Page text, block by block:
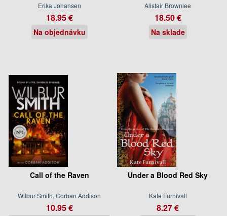
Erika Johansen
18.95 €
Na objednávku
Alistair Brownlee
18.50 €
Na sklade
Call of the Raven
Wilbur Smith, Corban Addison
10.95 €
Under a Blood Red Sky
Kate Furnivall
8.27 €